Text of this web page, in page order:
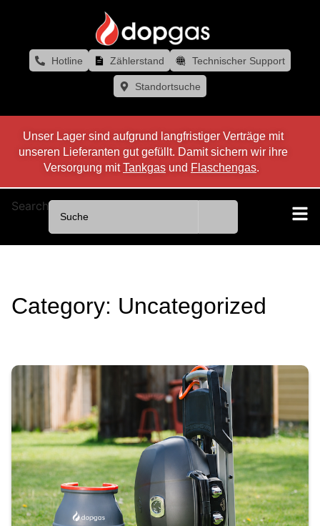
Hotline Zählerstand Technischer Support
Standortsuche
Unser Lager sind aufgrund langfristiger Verträge mit
unseren Lieferanten gut gefüllt. Damit sichern wir ihre
Versorgung mitTankgas und Flaschengas.
Search
Category: Uncategorized